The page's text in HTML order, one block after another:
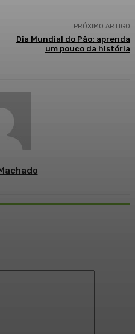
PRÓXIMO ARTIGO
Dia Mundial do Pão: aprenda
um pouco da história